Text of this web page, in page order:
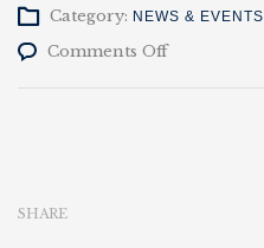
Category: NEWS & EVENTS
Comments Offon
SHARE